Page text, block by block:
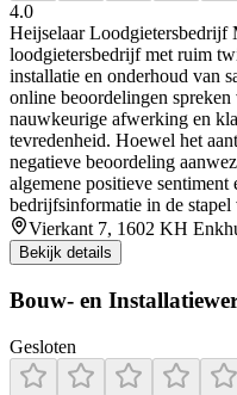
4.0
Heijselaar Loodgietersbedrijf
loodgietersbedrijf met ruim
installatie en onderhoud van
online beoordelingen
nauwkeurige afwerking en
tevredenheid. Hoewel het
negatieve beoordeling
algemene positieve sentiment
bedrijfsinformatie in de
Vierkant 7, 1602 KH
Bekijk details
Bouw- en
Gesloten